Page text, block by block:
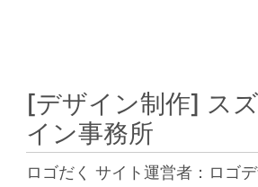
[デザイン制作] ス
イン事務所
ロゴだく サイト運営者：ロゴ